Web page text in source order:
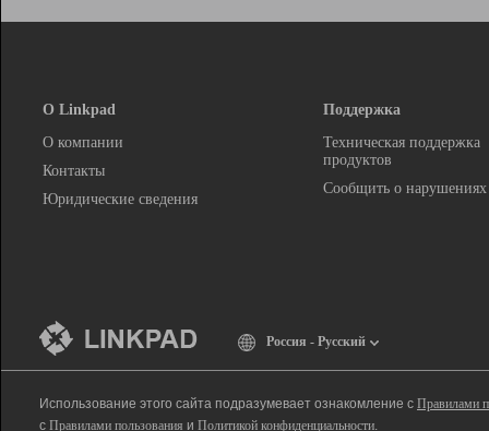
О Linkpad
О компании
Контакты
Юридические сведения
Поддержка
Техническая поддержка
продуктов
Сообщить о нарушениях
Россия - Русский
Использование этого сайта подразумевает ознакомление с Правилами
с Правилами пользования и Политикой конфиденциальности.